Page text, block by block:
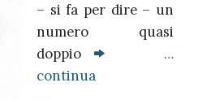
– si fa per dire – un
numero quasi
doppio
…
continua